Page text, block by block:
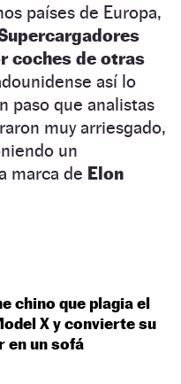
países de Europa,
coches de otras
así lo
paso que analistas
muy arriesgado,
un
marca de Elon
chino que plagia el
X y convierte su
en un sofá